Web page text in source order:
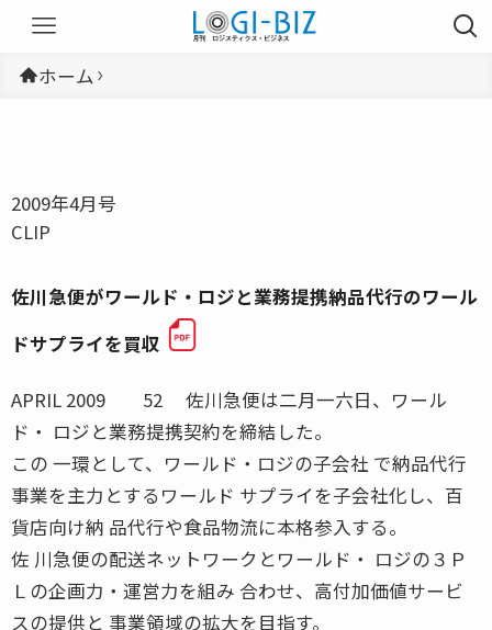
ホーム
2009年4月号
CLIP
佐川急便がワールド・ロジと業務提携納品代行のワール
ドサプライを買収
APRIL 2009 52 佐川急便は二月一六日、ワール
ド・ ロジと業務提携契約を締結した。
この 一環として、ワールド・ロジの子会社 で納品代行
事業を主力とするワールド サプライを子会社化し、百
貨店向け納 品代行や食品物流に本格参入する。
佐 川急便の配送ネットワークとワールド・ ロジの３Ｐ
Ｌの企画力・運営力を組み 合わせ、高付加価値サービ
スの提供と 事業領域の拡大を目指す。